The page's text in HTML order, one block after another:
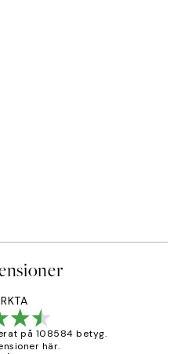
på 108584 betyg.
här.